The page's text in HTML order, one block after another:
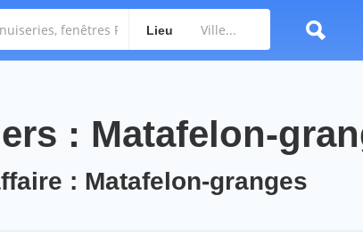
Lieu
: Matafelon-
: Matafelon-granges